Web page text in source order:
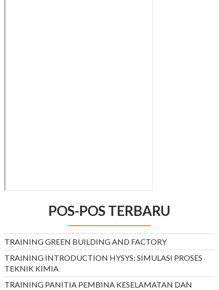
POS-POS TERBARU
TRAINING GREEN BUILDING AND FACTORY
TRAINING INTRODUCTION HYSYS: SIMULASI PROSES
TEKNIK KIMIA
TRAINING PANITIA PEMBINA KESELAMATAN DAN